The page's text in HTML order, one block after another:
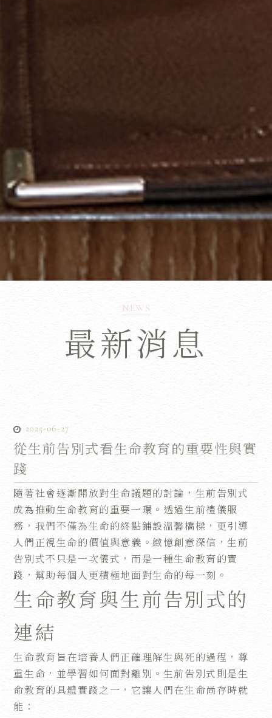
NEWS
最新消息
2025-06-27
從生前告別式看生命教育的重要性與實
踐
隨著社會逐漸開放對生命議題的討論，生前告別式
成為推動生命教育的重要一環。透過生前禮儀服
務，我們不僅為生命的終點鋪設溫馨橋樑，更引導
人們正視生命的價值與意義。緻憶創意深信，生前
告別式不只是一次儀式，而是一種生命教育的實
踐，幫助每個人更積極地面對生命的每一刻。
生命教育與生前告別式的
連結
生命教育旨在培養人們正確理解生與死的過程，尊
重生命，並學習如何面對離別。生前告別式則是生
命教育的具體實踐之一，它讓人們在生命尚存時就
能：